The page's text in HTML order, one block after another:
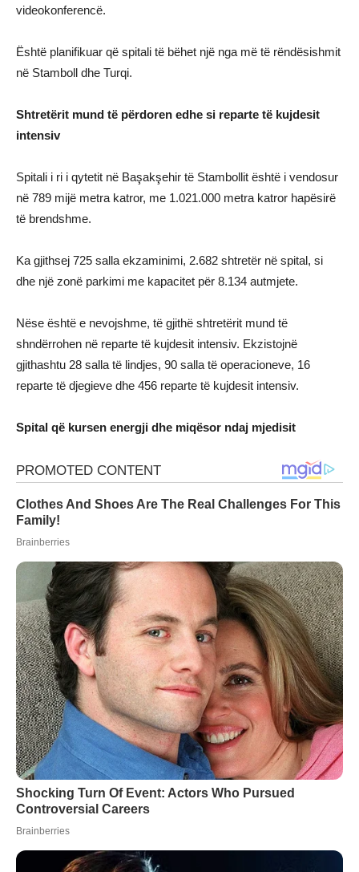
videokonferencë.
Është planifikuar që spitali të bëhet një nga më të rëndësishmit
në Stamboll dhe Turqi.
Shtretërit mund të përdoren edhe si reparte të kujdesit
intensiv
Spitali i ri i qytetit në Başakşehir të Stambollit është i vendosur
në 789 mijë metra katror, me 1.021.000 metra katror hapësirë
të brendshme.
Ka gjithsej 725 salla ekzaminimi, 2.682 shtretër në spital, si
dhe një zonë parkimi me kapacitet për 8.134 autmjete.
Nëse është e nevojshme, të gjithë shtretërit mund të
shndërrohen në reparte të kujdesit intensiv. Ekzistojnë
gjithashtu 28 salla të lindjes, 90 salla të operacioneve, 16
reparte të djegieve dhe 456 reparte të kujdesit intensiv.
Spital që kursen energji dhe miqësor ndaj mjedisit